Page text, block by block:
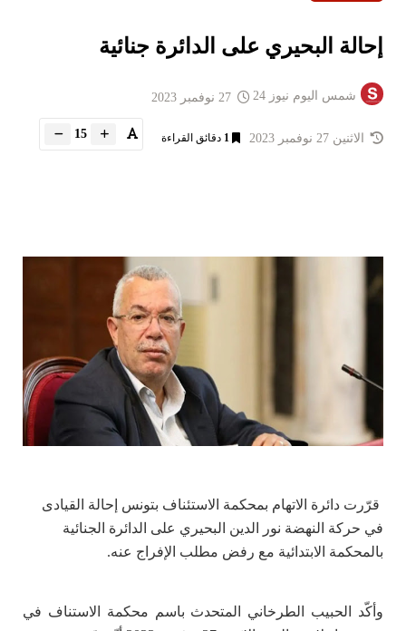
إحالة البحيري على الدائرة جنائية
شمس اليوم نيوز 24
الاثنين 27 نوفمبر 2023 1 دقائق القراءة 15
قرّرت دائرة الاتهام بمحكمة الاستئناف بتونس إحالة القيادى
في حركة النهضة نور الدين البحيري على الدائرة الجنائية
بالمحكمة الابتدائية مع رفض مطلب الإفراج عنه.
وأكّد الحبيب الطرخاني المتحدث باسم محكمة الاستناف في